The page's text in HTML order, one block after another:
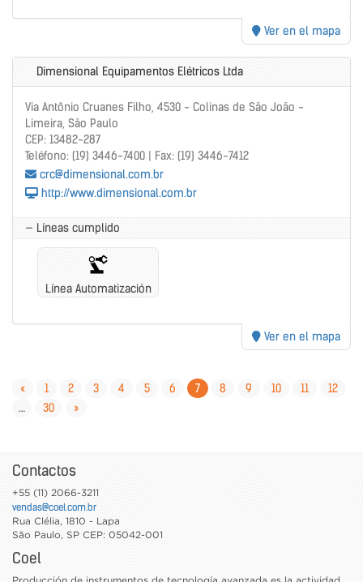
Ver en el mapa
Dimensional Equipamentos Elétricos Ltda
Via Antônio Cruanes Filho, 4530 - Colinas de São João -
Limeira, São Paulo
CEP: 13482-287
Teléfono: (19) 3446-7400 | Fax: (19) 3446-7412
crc@dimensional.com.br
http://www.dimensional.com.br
— Líneas cumplido
Línea Automatización
Ver en el mapa
« 1 2 3 4 5 6 7 8 9 10 11
12
…
30 »
Contactos
+55 (11) 2066-3211
vendas@coel.com.br
Rua Clélia, 1810 - Lapa
São Paulo, SP CEP: 05042-001
Coel